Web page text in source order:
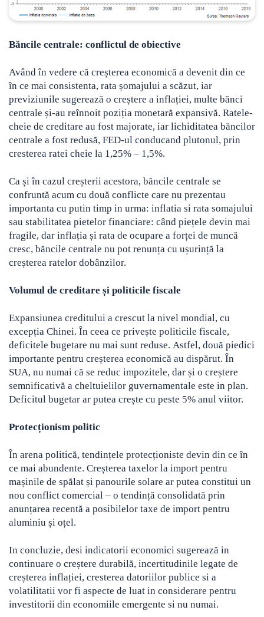
Băncile centrale: conflictul de obiective
Având în vedere că creșterea economică a devenit din ce
în ce mai consistenta, rata șomajului a scăzut, iar
previziunile sugerează o creștere a inflației, multe bănci
centrale și-au reînnoit poziția monetară expansivă. Ratele-
cheie de creditare au fost majorate, iar lichiditatea băncilor
centrale a fost redusă, FED-ul conducand plutonul, prin
cresterea ratei cheie la 1,25% – 1,5%.
Ca și în cazul creșterii acestora, băncile centrale se
confruntă acum cu două conflicte care nu prezentau
importanta cu putin timp in urma: inflatia si rata somajului
sau stabilitatea pietelor financiare: când piețele devin mai
fragile, dar inflația și rata de ocupare a forței de muncă
cresc, băncile centrale nu pot renunța cu ușurință la
creșterea ratelor dobânzilor.
Volumul de creditare și politicile fiscale
Expansiunea creditului a crescut la nivel mondial, cu
excepția Chinei. În ceea ce privește politicile fiscale,
deficitele bugetare nu mai sunt reduse. Astfel, două piedici
importante pentru creșterea economică au dispărut. În
SUA, nu numai că se reduc impozitele, dar și o creștere
semnificativă a cheltuielilor guvernamentale este in plan.
Deficitul bugetar ar putea crește cu peste 5% anul viitor.
Protecționism politic
În arena politică, tendințele protecționiste devin din ce în
ce mai abundente. Creșterea taxelor la import pentru
mașinile de spălat și panourile solare ar putea constitui un
nou conflict comercial – o tendință consolidată prin
anunțarea recentă a posibilelor taxe de import pentru
aluminiu și oțel.
In concluzie, desi indicatorii economici sugerează in
continuare o creștere durabilă, incertitudinile legate de
creșterea inflației, cresterea datoriilor publice si a
volatilitatii vor fi aspecte de luat in considerare pentru
investitorii din economiile emergente si nu numai.